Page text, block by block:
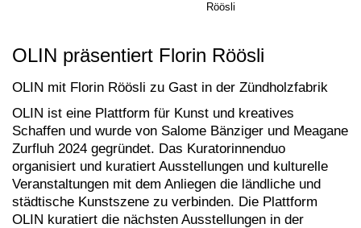
Röösli
OLIN präsentiert Florin Röösli
OLIN mit Florin Röösli zu Gast in der Zündholzfabrik
OLIN ist eine Plattform für Kunst und kreatives
Schaffen und wurde von Salome Bänziger und Meagane
Zurfluh 2024 gegründet. Das Kuratorinnenduo
organisiert und kuratiert Ausstellungen und kulturelle
Veranstaltungen mit dem Anliegen die ländliche und
städtische Kunstszene zu verbinden. Die Plattform
OLIN kuratiert die nächsten Ausstellungen in der